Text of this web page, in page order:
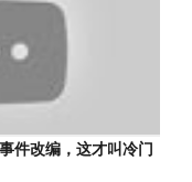
件改编，这才叫冷门